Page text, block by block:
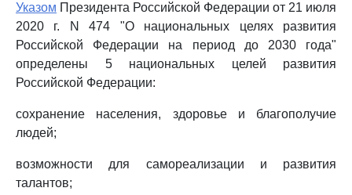
Указом Президента Российской Федерации от 21 июля
2020 г. N 474 "О национальных целях развития
Российской Федерации на период до 2030 года"
определены 5 национальных целей развития
Российской Федерации:
сохранение населения, здоровье и благополучие
людей;
возможности для самореализации и развития
талантов;